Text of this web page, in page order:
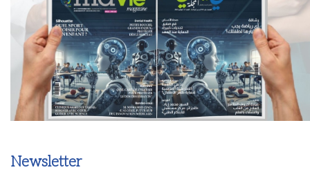
Newsletter